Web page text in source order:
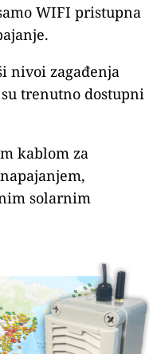
WIFI pristupna
nivoi zagađenja
trenutno dostupni
kablom za
solarnim